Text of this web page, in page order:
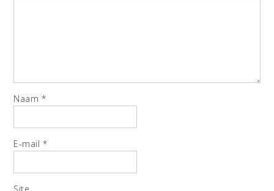
Naam *
E-mail *